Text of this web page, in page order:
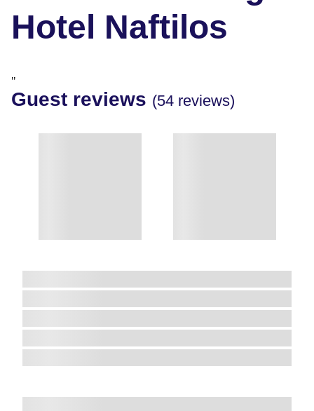
Hotel Naftilos
"
Guest reviews (54 reviews)